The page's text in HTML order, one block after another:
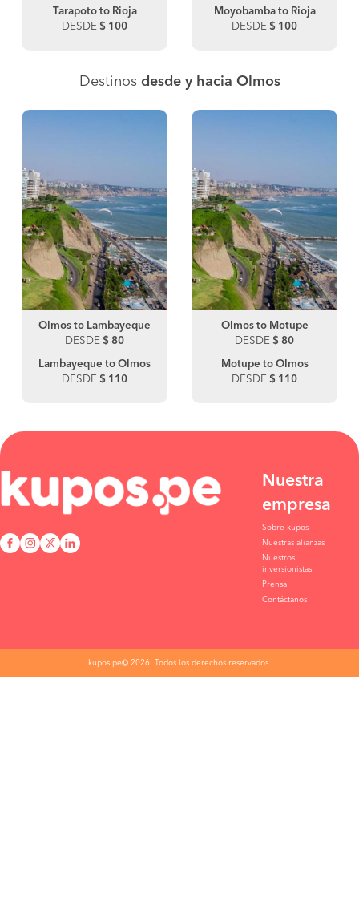
Tarapoto to Rioja
DESDE $ 100
Moyobamba to Rioja
DESDE $ 100
Destinos desde y hacia Olmos
Olmos to Lambayeque
DESDE $ 80
Lambayeque to Olmos
DESDE $ 110
Olmos to Motupe
DESDE $ 80
Motupe to Olmos
DESDE $ 110
Nuestra
empresa
Sobre kupos
Nuestras alianzas
Nuestros
inversionistas
Prensa
Contáctanos
kupos.pe© 2026. Todos los derechos reservados.